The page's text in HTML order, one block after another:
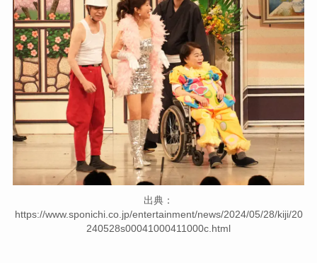
出典：
https://www.sponichi.co.jp/entertainment/news/2024/05/28/kiji/20
240528s00041000411000c.html